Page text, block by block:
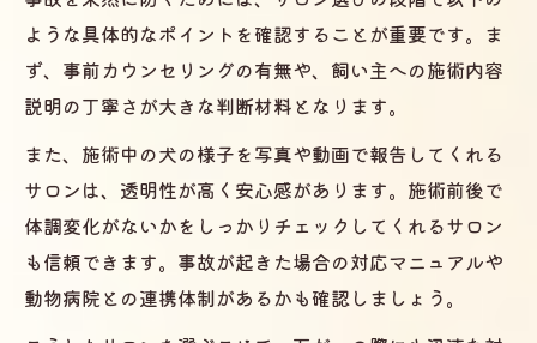
ント
トリミングサロンでの緊急時対応の重要性
犬の健康を守るサロン利用時の心得
トリミングサロン利用前の健康チェックの
重要性
体調不良時にトリミングサロンを利用しな
い判断
トリミングサロンでの過度なストレス回避
ような具体的なポイントを確認することが重要です。ま
ず、事前カウンセリングの有無や、飼い主への施術内容
説明の丁寧さが大きな判断材料となります。
また、施術中の犬の様子を写真や動画で報告してくれる
サロンは、透明性が高く安心感があります。施術前後で
体調変化がないかをしっかりチェックしてくれるサロン
も信頼できます。事故が起きた場合の対応マニュアルや
動物病院との連携体制があるかも確認しましょう。